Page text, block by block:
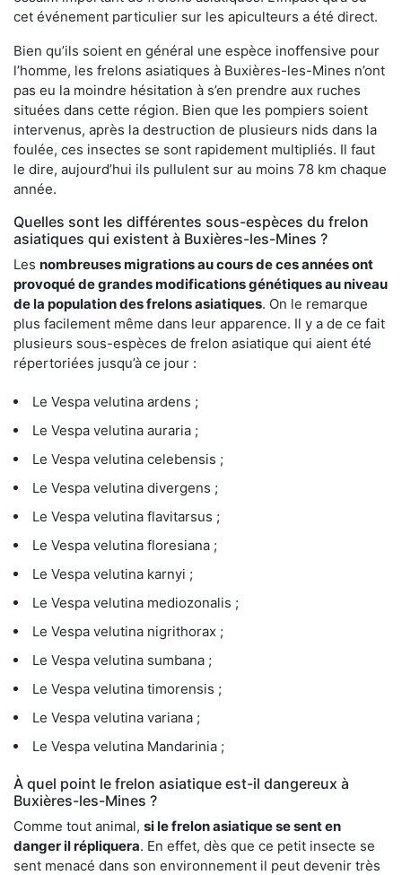
cet événement particulier sur les apiculteurs a été direct.
Bien qu’ils soient en général une espèce inoffensive pour
l’homme, les frelons asiatiques à Buxières-les-Mines n’ont
pas eu la moindre hésitation à s’en prendre aux ruches
situées dans cette région. Bien que les pompiers soient
intervenus, après la destruction de plusieurs nids dans la
foulée, ces insectes se sont rapidement multipliés. Il faut
le dire, aujourd’hui ils pullulent sur au moins 78 km chaque
année.
Quelles sont les différentes sous-espèces du frelon
asiatiques qui existent à Buxières-les-Mines ?
Les nombreuses migrations au cours de ces années ont
provoqué de grandes modifications génétiques au niveau
de la population des frelons asiatiques. On le remarque
plus facilement même dans leur apparence. Il y a de ce fait
plusieurs sous-espèces de frelon asiatique qui aient été
répertoriées jusqu’à ce jour :
Le Vespa velutina ardens ;
Le Vespa velutina auraria ;
Le Vespa velutina celebensis ;
Le Vespa velutina divergens ;
Le Vespa velutina flavitarsus ;
Le Vespa velutina floresiana ;
Le Vespa velutina karnyi ;
Le Vespa velutina mediozonalis ;
Le Vespa velutina nigrithorax ;
Le Vespa velutina sumbana ;
Le Vespa velutina timorensis ;
Le Vespa velutina variana ;
Le Vespa velutina Mandarinia ;
À quel point le frelon asiatique est-il dangereux à
Buxières-les-Mines ?
Comme tout animal, si le frelon asiatique se sent en
danger il répliquera. En effet, dès que ce petit insecte se
sent menacé dans son environnement il peut devenir très